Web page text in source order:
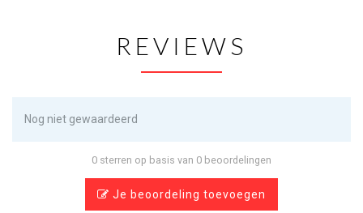
REVIEWS
Nog niet gewaardeerd
0 sterren op basis van 0 beoordelingen
Je beoordeling toevoegen